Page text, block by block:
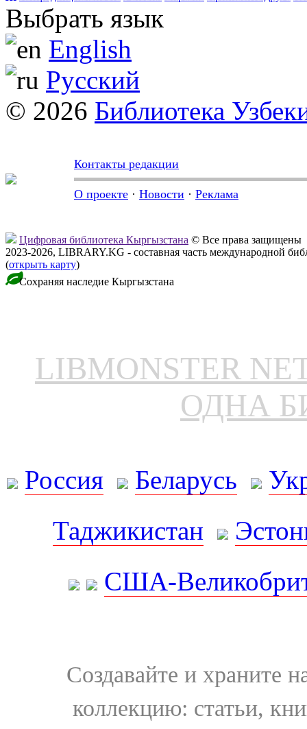
Выбрать язык
English
Русский
© 2026 Библиотека
Контакты редакции
О проекте · Новости · Реклама
Цифровая библиотека Кыргызстана © Все права защищены
2023-2026, LIBRARY.KG - составная часть международной
(открыть карту)
Сохраняя наследие Кыргызстана
LIBMONSTER
ОДНА
Россия Беларусь
Таджикистан
США-
Создавайте и храните
коллекцию: статьи,